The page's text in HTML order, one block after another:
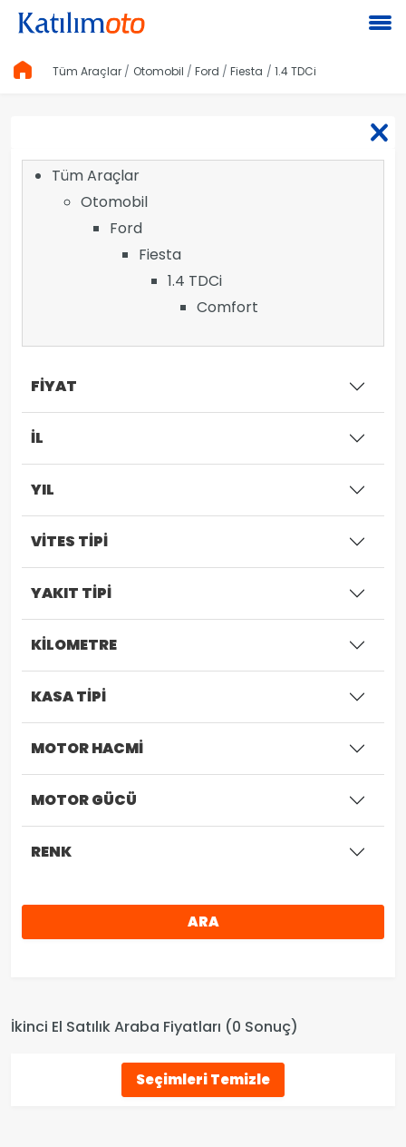
Tüm Araçlar Otomobil Ford Fiesta 1.4 TDCi
Tüm Araçlar
Otomobil
Ford
Fiesta
1.4 TDCi
Comfort
FİYAT
İL
YIL
VİTES TİPİ
YAKIT TİPİ
KİLOMETRE
KASA TİPİ
MOTOR HACMİ
MOTOR GÜCÜ
RENK
ARA
İkinci El Satılık Araba Fiyatları (0 Sonuç)
Seçimleri Temizle